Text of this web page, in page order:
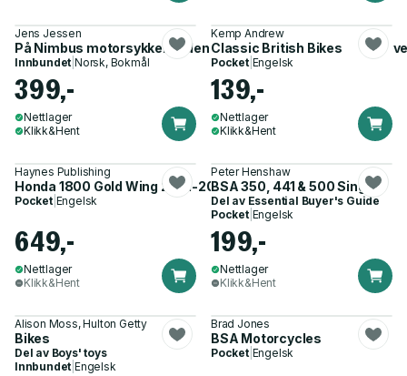
Jens Jessen
På Nimbus motorsykkel jorden rundt - to nordmenns reise
Innbundet |Norsk, Bokmål
399,-
Nettlager
Klikk&Hent
Kemp Andrew
Classic British Bikes
Pocket| Engelsk
139,-
Nettlager
Klikk&Hent
Haynes Publishing
Honda 1800 Gold Wing 2001-2010
Pocket| Engelsk
649,-
Nettlager
Klikk&Hent
Peter Henshaw
BSA 350, 441 & 500 Singles
Del av Essential Buyer's Guide
Pocket| Engelsk
199,-
Nettlager
Klikk&Hent
Alison Moss, Hulton Getty
Bikes
Del av Boys' toys
Innbundet |Engelsk
Brad Jones
BSA Motorcycles
Pocket| Engelsk